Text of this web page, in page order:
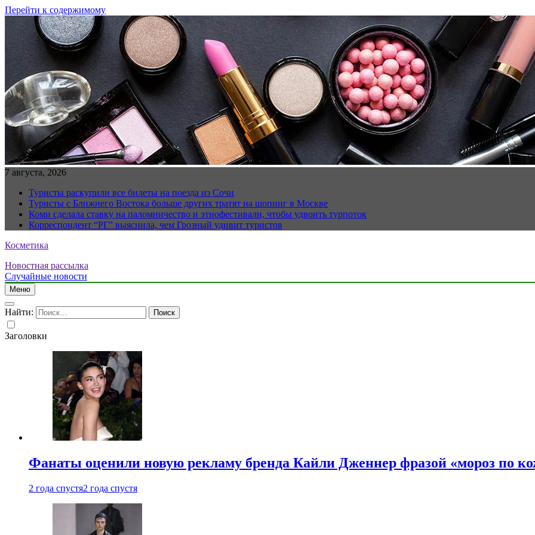
Перейти к содержимому
7 августа, 2026
Туристы раскупили все билеты на поезда из Сочи
Туристы с Ближнего Востока больше других тратят на шопинг в Москве
Коми сделала ставку на паломничество и этнофестивали, чтобы удвоить турпоток
Корреспондент “РГ” выяснила, чем Грозный удивит туристов
Косметика
Новостная рассылка
Случайные новости
Меню
Найти:
Заголовки
Фанаты оценили новую рекламу бренда Кайли Дженнер фразой «мороз по
2 года спустя2 года спустя